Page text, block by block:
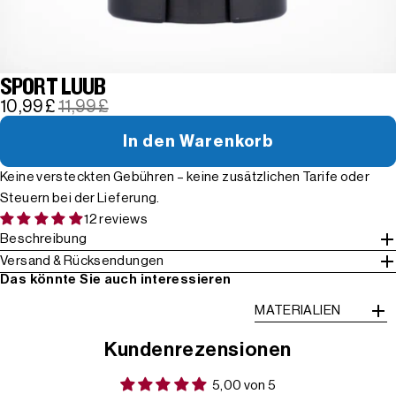
SPORT LUUB
10,99 £ 11,99 £
In den Warenkorb
Keine versteckten Gebühren – keine zusätzlichen Tarife oder
Steuern bei der Lieferung.
12 reviews
Beschreibung
Versand & Rücksendungen
Das könnte Sie auch interessieren
MATERIALIEN
Kundenrezensionen
5,00 von 5